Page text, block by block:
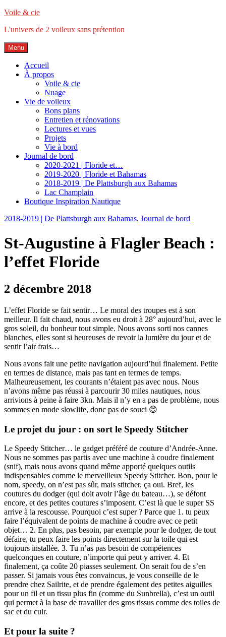
Accéder
contenu
Voile & cie
L'univers de 2 voileux sans prétention
Menu
Accueil
À propos
Voile & cie
Nuage
Vie de voileux
Bons plans
Entretien et rénovations
Lectures et vues
Projets
Vie à bord
Journal de bord
2020-2021 | Floride et…
2019-2020 | Floride et Bahamas
2018-2019 | De Plattsburgh aux Bahamas
Lac Champlain
Boutique Inspiration Nautique
2018-2019 | De Plattsburgh aux Bahamas, Journal de bord
St-Augustine à Flagler Beach :
l’effet Floride
2 décembre 2018
L’effet Floride se fait sentir… Le moral des troupes est à son
meilleur. Il fait chaud, nous avons eu droit à 28° aujourd’hui, avec le
gros soleil, du bonheur tout simple. Nous avons sorti nos cannes
blanches, elles sont si heureuses de revoir la lumière du jour et de
sentir l’air frais…
Nous avons fait une petite navigation aujourd’hui finalement. Petite
en termes de distance, mais pas tant en termes de temps.
Malheureusement, les courants n’étaient pas avec nous. Nous
n’avons même pas réussi à parcourir 30 miles nautiques, nous
arrivions à peine à faire 3kn. Mais il n’y en a pas de problème, nous
sommes en mode slowlife, donc pas de souci 😊
Le projet du jour : on sort le Speedy Stitcher
Le Speedy Stitcher… le gadget préféré de couture d’Andrée-Anne.
Nous ne sommes pas partis avec une machine à coudre finalement
(snif), mais nous avons quand même apporté quelques outils
indispensables comme le merveilleux Speedy Stitcher. Bon, pour le
nom, speedy, on n’est pas sûr, mais stitcher, ça oui. Bref, les
coutures du dodger (qui doit avoir l’âge du bateau…), se défont
encore, et des petites coutures s’imposent. C’est là que le super SS
arrive à la rescousse. Pourquoi c’est super ? Parce que 1. tu peux
faire l’équivalent de points de machine à coudre avec ce petit
objet… 2. En plus, pas besoin, par exemple pour le dodger, de tout
défaire, tu peux faire les points directement sur la toile qui est
toujours installée. 3. Tu n’as pas besoin de compétences
quelconques en couture, n’importe qui peut y arriver. 4. Et
finalement, ça coûte 20 piasses seulement. On serait fou de s’en
passer. Si jamais vous êtes convaincus, je vous conseille de le
prendre chez Sailrite, et de prendre également des petites aiguilles
pour un fil et un tissu plus fin (comme du Sunbrella), c’est un outil
qui permet à la base de travailler des gros tissus comme des toiles de
sac et du cuir.
Et pour la suite ?